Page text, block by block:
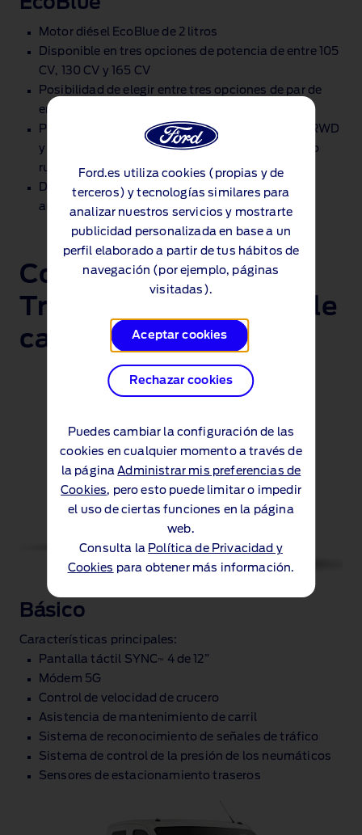
Ford.es utiliza cookies (propias y de
terceros) y tecnologías similares para
analizar nuestros servicios y mostrarte
publicidad personalizada en base a un
perfil elaborado a partir de tus hábitos de
navegación (por ejemplo, páginas
visitadas).
Aceptar cookies
Rechazar cookies
Puedes cambiar la configuración de las
cookies en cualquier momento a través de
la páginaAdministrar mis preferencias de
Cookies, pero esto puede limitar o impedir
el uso de ciertas funciones en la página
web.
Consulta la Política de Privacidad y
Cookies para obtener más información.
Motor diésel EcoBlue de 2 litros
Disponible en tres opciones de potencia de entre 105
CV, 130 CV y 165 CV
Posibilidad de elegir entre tres opciones de par de
entre 310 Nm, 360 Nm y 390 Nm
Posibilidad de elegir entre transmisiones FWD, RWD
y AWD (tracción delantera, trasera o a las cuatro
ruedas)
Disponible en versión manual de 6 velocidades,
automática de 8 y automática de 10
Compara la gama
Transit Chasis con doble
cabina
Básico
Características principales:
Pantalla táctil SYNC ™
4 de 12”
Módem 5G
Control de velocidad de crucero
Asistencia de mantenimiento de carril
Sistema de reconocimiento de señales de tráfico
Sistema de control de la presión de los neumáticos
Sensores de estacionamiento traseros